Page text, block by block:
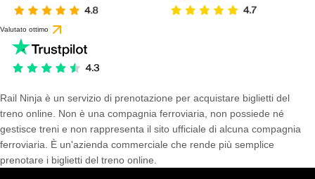
Valutato ottimo
Rail Ninja è un servizio di prenotazione per acquistare biglietti del
treno online. Non è una compagnia ferroviaria, non possiede né
gestisce treni e non rappresenta il sito ufficiale di alcuna compagnia
ferroviaria. È un'azienda commerciale che rende più semplice
prenotare i biglietti del treno online.